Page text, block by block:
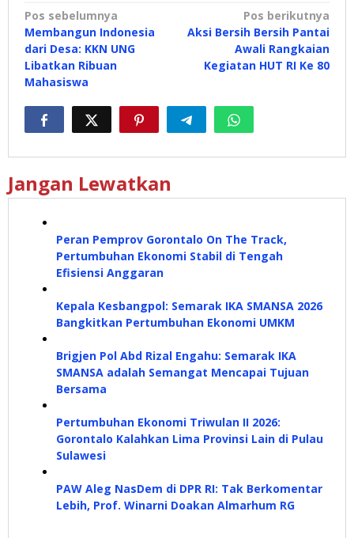
Navigasi
pos
Pos sebelumnya
Membangun Indonesia
dari Desa: KKN UNG
Libatkan Ribuan
Mahasiswa
Pos berikutnya
Aksi Bersih Bersih Pantai
Awali Rangkaian
Kegiatan HUT RI Ke 80
Jangan Lewatkan
Peran Pemprov Gorontalo On The Track,
Pertumbuhan Ekonomi Stabil di Tengah
Efisiensi Anggaran
Kepala Kesbangpol: Semarak IKA SMANSA 2026
Bangkitkan Pertumbuhan Ekonomi UMKM
Brigjen Pol Abd Rizal Engahu: Semarak IKA
SMANSA adalah Semangat Mencapai Tujuan
Bersama
Pertumbuhan Ekonomi Triwulan II 2026:
Gorontalo Kalahkan Lima Provinsi Lain di Pulau
Sulawesi
PAW Aleg NasDem di DPR RI: Tak Berkomentar
Lebih, Prof. Winarni Doakan Almarhum RG